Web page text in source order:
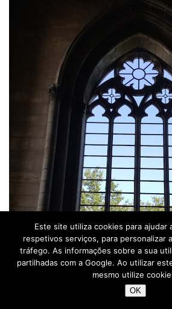
Este site utiliza cookies para ajudar
respetivos serviços, para personalizar
tráfego. As informações sobre a sua
partilhadas com a Google. Ao utilizar
mesmo utilize
OK